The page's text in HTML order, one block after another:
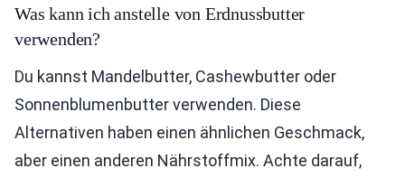
Was kann ich anstelle von Erdnussbutter
verwenden?
Du kannst Mandelbutter, Cashewbutter oder
Sonnenblumenbutter verwenden. Diese
Alternativen haben einen ähnlichen Geschmack,
aber einen anderen Nährstoffmix. Achte darauf,